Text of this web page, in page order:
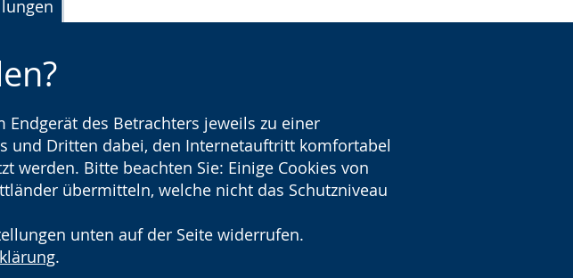
des Betrachters jeweils zu einer
und Dritten dabei, den Internetauftritt komfortabel
werden. Bitte beachten Sie: Einige Cookies von
übermitteln, welche nicht das Schutzniveau
unten auf der Seite widerrufen.
.